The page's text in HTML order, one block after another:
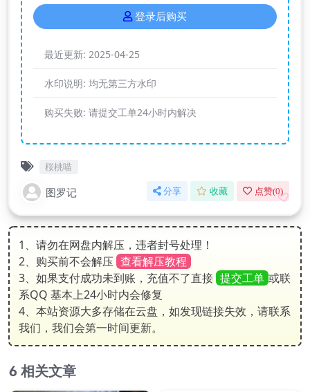
登录后购买
最近更新: 2025-04-25
水印说明: 均无第三方水印
购买失败: 请提交工单24小时内解决
桜桃喵
图罗记 分享 收藏 点赞(0)
1、请勿在网盘内解压，违者封号处理！
2、购买前不会解压 查看解压教程
3、如果支付成功未到账，充值不了直接 提交工单 或联
系QQ 基本上24小时内会修复
4、本站资源大多存储在云盘，如发现链接失效，请联系
我们，我们会第一时间更新。
相关文章